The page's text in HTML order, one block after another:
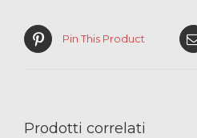
Pin This Product
Prodotti correlati